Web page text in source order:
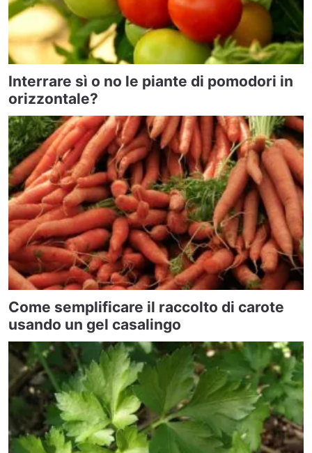
Interrare sì o no le piante di pomodori in
orizzontale?
Come semplificare il raccolto di carote
usando un gel casalingo